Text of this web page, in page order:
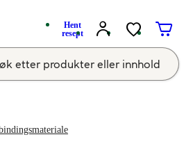
Hent
resept